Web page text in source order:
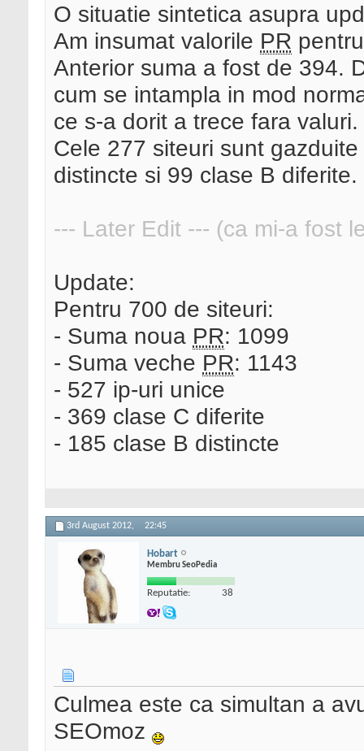
O situatie sintetica asupra
Am insumat valorile PR
Anterior suma a fost de 394.
cum se intampla in mod
ce s-a dorit a trece fara valuri.
Cele 277 siteuri sunt
distincte si 99 clase B diferite.
--- Later Edit --- (ca mi-a fost
Update:
Pentru 700 de siteuri:
- Suma noua PR: 1099
- Suma veche PR: 1143
- 527 ip-uri unice
- 369 clase C diferite
- 185 clase B distincte
3rd August 2012, 22:45
Hobart
Membru SeoPedia
Reputatie: 38
Culmea este ca simultan a
SEOmoz